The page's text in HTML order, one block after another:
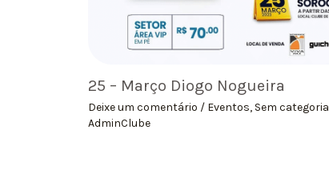
25 – Março Diogo Nogueira
Deixe um comentário / Eventos, Sem categoria
AdminClube